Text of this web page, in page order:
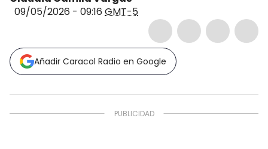
09/05/2026 - 09:16 GMT-5
Añadir Caracol Radio en Google